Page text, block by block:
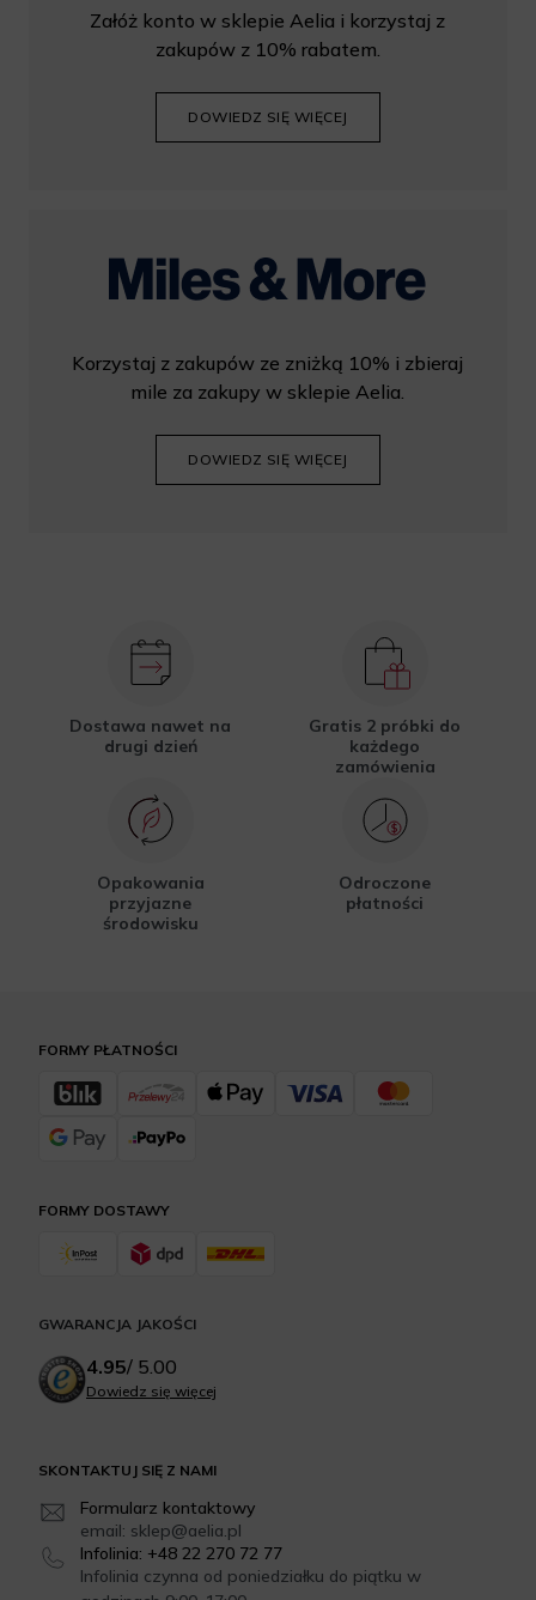
Załóż konto w sklepie Aelia i korzystaj z
zakupów z 10% rabatem.
DOWIEDZ SIĘ WIĘCEJ
Korzystaj z zakupów ze zniżką 10% i zbieraj
mile za zakupy w sklepie Aelia.
DOWIEDZ SIĘ WIĘCEJ
Dostawa nawet na
drugi dzień
Gratis 2 próbki do
każdego
zamówienia
Opakowania
przyjazne
środowisku
Odroczone
płatności
SKONTAKTUJ SIĘ Z NAMI
Formularz kontaktowy
email: sklep@aelia.pl
Infolinia: +48 22 270 72 77
Infolinia czynna od poniedziałku do piątku w
FORMY DOSTAWY
FORMY PŁATNOŚCI
GWARANCJA JAKOŚCI
4.95/ 5.00
Dowiedz się więcej